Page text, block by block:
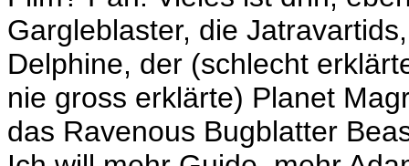
Gargleblaster, die
Delphine, der (schlecht
nie gross erklärte) Planet
das Ravenous Bugblatter